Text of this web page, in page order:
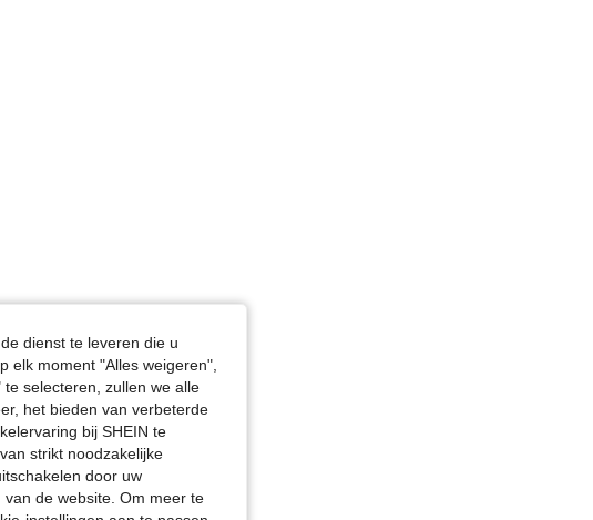
dienst te leveren die u
elk moment "Alles weigeren",
selecteren, zullen we alle
het bieden van verbeterde
bij SHEIN te
strikt noodzakelijke
door uw
de website. Om meer te